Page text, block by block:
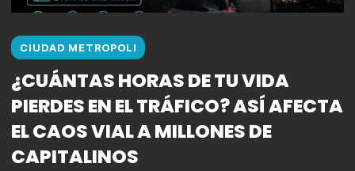
CIUDAD METROPOLI
¿CUÁNTAS HORAS DE TU VIDA
PIERDES EN EL TRÁFICO? ASÍ AFECTA
EL CAOS VIAL A MILLONES DE
CAPITALINOS